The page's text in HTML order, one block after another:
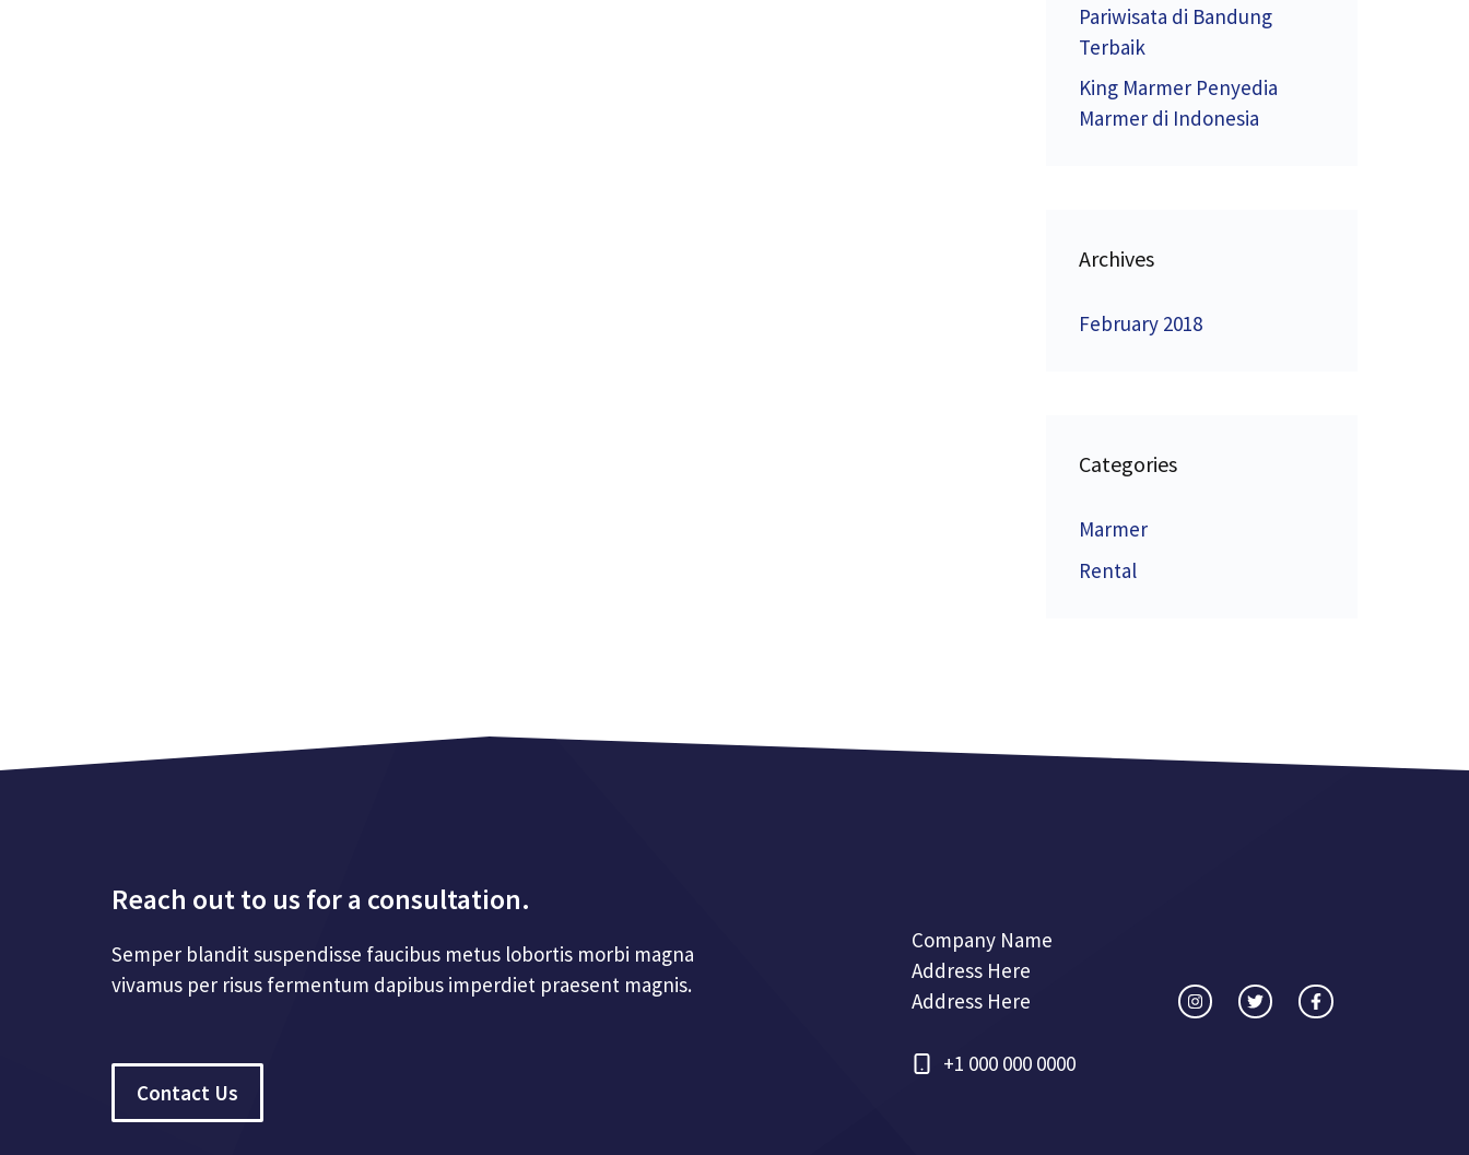
Pariwisata di Bandung
Terbaik
King Marmer Penyedia
Marmer di Indonesia
Archives
February 2018
Categories
Marmer
Rental
Reach out to us for a consultation.
Semper blandit suspendisse faucibus metus lobortis morbi magna
vivamus per risus fermentum dapibus imperdiet praesent magnis.
Contact Us
Company Name
Address Here
Address Here
+1 000 000 0000